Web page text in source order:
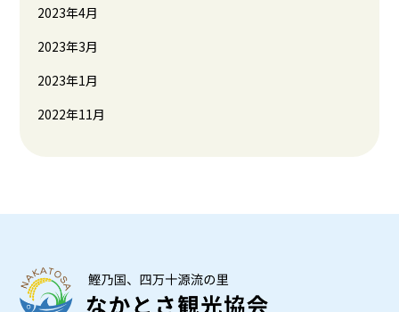
2023年4月
2023年3月
2023年1月
2022年11月